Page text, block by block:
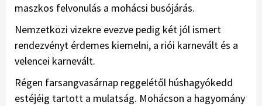
maszkos felvonulás a mohácsi busójárás.
Nemzetközi vizekre evezve pedig két jól ismert
rendezvényt érdemes kiemelni, a riói karnevált és a
velencei karnevált.
Régen farsangvasárnap reggelétől húshagyókedd
estéjéig tartott a mulatság. Mohácson a hagyomány